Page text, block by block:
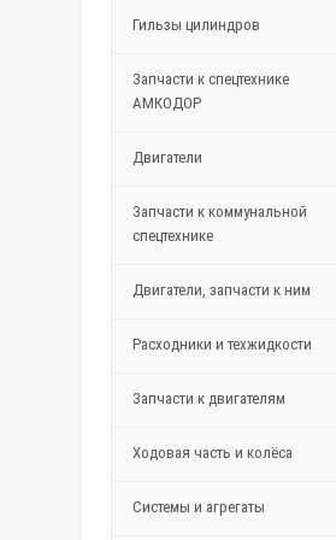
Гильзы цилиндров
Запчасти к спецтехнике
АМКОДОР
Двигатели
Запчасти к коммунальной
спецтехнике
Двигатели, запчасти к ним
Расходники и техжидкости
Запчасти к двигателям
Ходовая часть и колёса
Системы и агрегаты